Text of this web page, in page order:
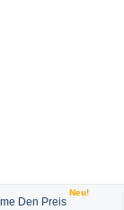
Den Preis
Neu!